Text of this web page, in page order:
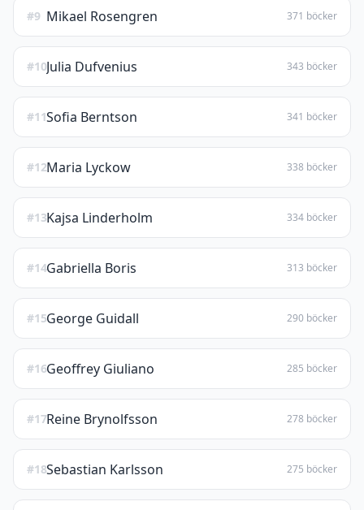
#9 Mikael Rosengren 371 böcker
#10Julia Dufvenius 343 böcker
#11Sofia Berntson 341 böcker
#12Maria Lyckow 338 böcker
#13Kajsa Linderholm 334 böcker
#14Gabriella Boris 313 böcker
#15George Guidall 290 böcker
#16Geoffrey Giuliano 285 böcker
#17Reine Brynolfsson 278 böcker
#18Sebastian Karlsson 275 böcker